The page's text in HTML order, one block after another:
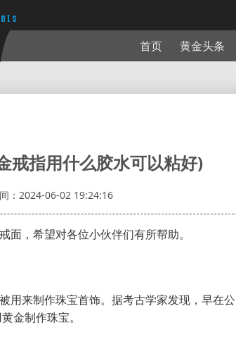
首页 黄金头条
戒指用什么胶水可以粘好)
：2024-06-02 19:24:16
，希望对各位小伙伴们有所帮助。
用来制作珠宝首饰。据考古学家发现，早在公
金制作珠宝。